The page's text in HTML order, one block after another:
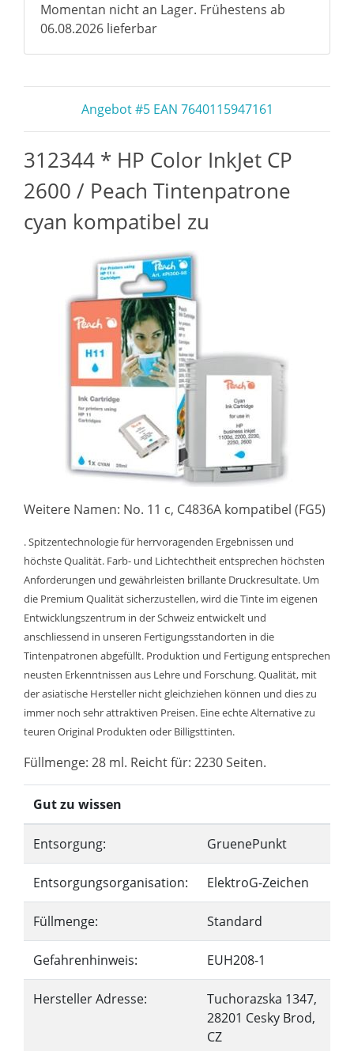
Momentan nicht an Lager. Frühestens ab
06.08.2026 lieferbar
Angebot #5 EAN 7640115947161
312344 * HP Color InkJet CP
2600 / Peach Tintenpatrone
cyan kompatibel zu
Weitere Namen: No. 11 c, C4836A kompatibel (FG5)
. Spitzentechnologie für herrvoragenden Ergebnissen und
höchste Qualität. Farb- und Lichtechtheit entsprechen höchsten
Anforderungen und gewährleisten brillante Druckresultate. Um
die Premium Qualität sicherzustellen, wird die Tinte im eigenen
Entwicklungszentrum in der Schweiz entwickelt und
anschliessend in unseren Fertigungsstandorten in die
Tintenpatronen abgefüllt. Produktion und Fertigung entsprechen
neusten Erkenntnissen aus Lehre und Forschung. Qualität, mit
der asiatische Hersteller nicht gleichziehen können und dies zu
immer noch sehr attraktiven Preisen. Eine echte Alternative zu
teuren Original Produkten oder Billigsttinten.
Füllmenge: 28 ml. Reicht für: 2230 Seiten.
Gut zu wissen
Entsorgung: GruenePunkt
Entsorgungsorganisation: ElektroG-Zeichen
Füllmenge: Standard
Gefahrenhinweis: EUH208-1
Hersteller Adresse:
Tuchorazska 1347,
28201 Cesky Brod,
CZ